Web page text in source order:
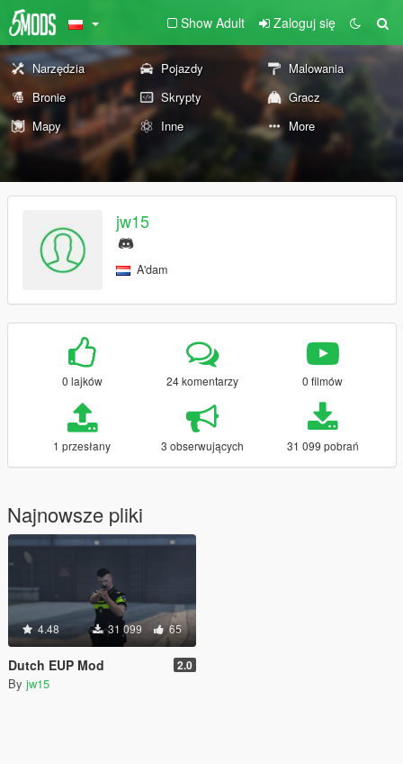
Show Adult Zaloguj się
Narzędzia Pojazdy
Malowania
Bronie
Skrypty
Gracz
Mapy
Inne More
jw15
A'dam
0 lajków 24 komentarzy 0 filmów
1 przesłany 3 obserwujących 31 099 pobrań
Najnowsze pliki
4.48 31 099 65
Dutch EUP Mod 2.0
By jw15